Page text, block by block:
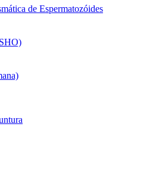
de Espermatozóides